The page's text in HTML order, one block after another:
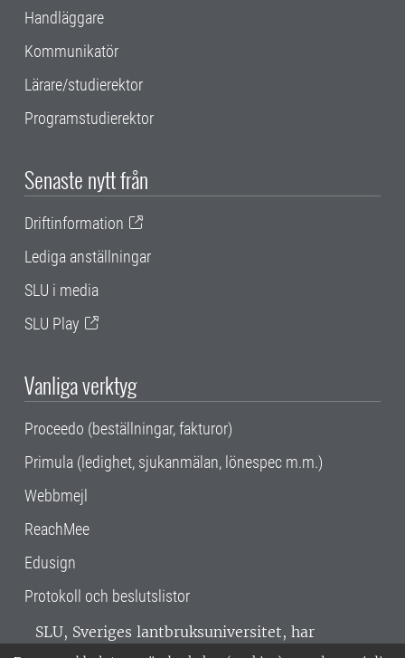
Handläggare
Kommunikatör
Lärare/studierektor
Programstudierektor
Senaste nytt från
Driftinformation
Lediga anställningar
SLU i media
SLU Play
Vanliga verktyg
Proceedo (beställningar, fakturor)
Primula (ledighet, sjukanmälan, lönespec m.m.)
Webbmejl
ReachMee
Edusign
Protokoll och beslutslistor
SLU, Sveriges lantbruksuniversitet, har
verksamhet över hela Sverige. Huvudorter är